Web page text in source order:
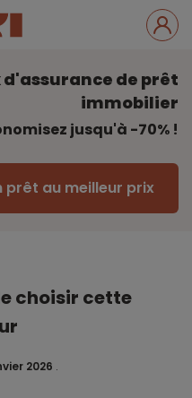
de prêt
immobilier
jusqu'à -70% !
prêt au meilleur prix
choisir cette
2026 .